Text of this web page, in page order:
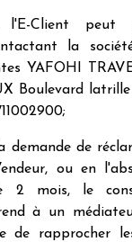
l'E-Client peut
la
YAFOHI
Boulevard
demande de
ou en
2 mois, le
à un
de rapprocher